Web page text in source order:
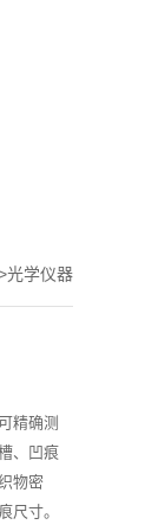
光学仪器
精确测
、凹痕
物密
尺寸。